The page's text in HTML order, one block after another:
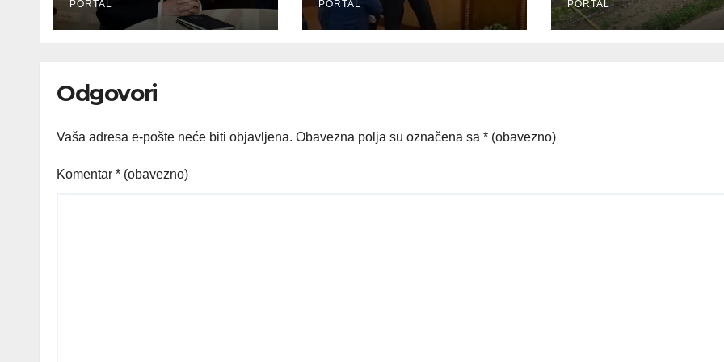
Hormuški moreuz
PORTAL
sjednice Skupštine
Kosova
PORTAL PORTAL
Odgovori
Vaša adresa e-pošte neće biti objavljena. Obavezna polja su označena sa * (obavezno)
Komentar * (obavezno)